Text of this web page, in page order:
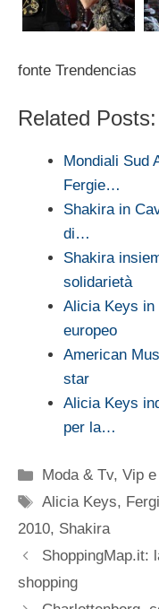
fonte Trendencias
Related Posts:
Mondiali Sud
Fergie…
Shakira in
di…
Shakira
solidarietà
Alicia Keys in
europeo
American
star
Alicia Keys
per la…
Categorie
Moda & Tv,Vip
Tag
Alicia Keys,
2010, Shakira
ShoppingMap.it:
shopping